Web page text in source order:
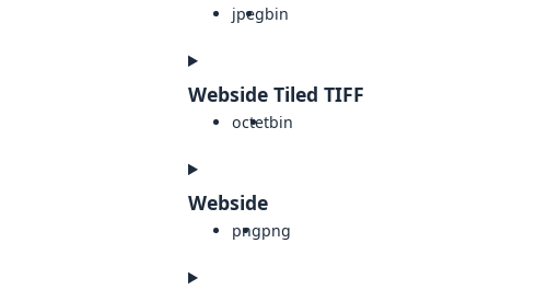
jpegbin
Webside Tiled TIFF
octetbin
Webside
pngpng